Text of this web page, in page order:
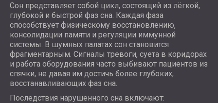
Сон представляет собой цикл, состоящий из лёгкой,
глубокой и быстрой фаз сна. Каждая фаза
способствует физическому восстановлению,
консолидации памяти и регуляции иммунной
системы. В шумных палатах сон становится
фрагментарным. Сигналы тревоги, суета в коридорах
и работа оборудования часто выбивают пациентов из
спячки, не давая им достичь более глубоких,
восстанавливающих фаз сна.
Последствия нарушенного сна включают: